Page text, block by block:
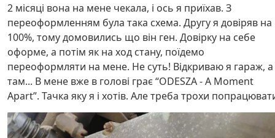
2 місяці вона на мене чекала, і ось я приїхав. З
переоформленням була така схема. Другу я довіряв на
100%, тому домовились що він ген. Довірку на себе
оформе, а потім як на ход стану, поїдемо
переоформляти на мене. Не суть! Відкриваю я гараж, а
там... В мене вже в голові грає “ODESZA - A Moment
Apart”. Тачка яку я і хотів. Але треба трохи